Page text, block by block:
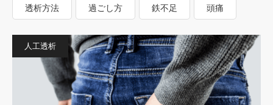
透析方法 過ごし方 鉄不足 頭痛
人工透析